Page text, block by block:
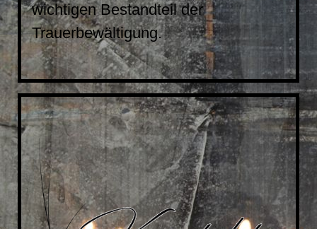
wichtigen Bestandteil der
Trauerbewältigung.